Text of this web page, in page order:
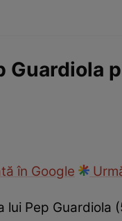
Guardiola
în Google
lui Pep